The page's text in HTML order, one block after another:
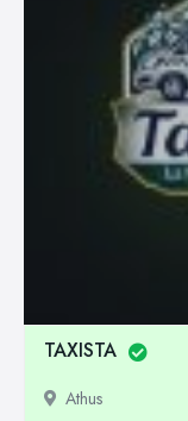
TAXISTA
Athus